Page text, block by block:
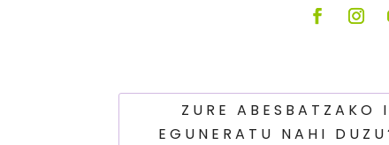
ZURE ABESBATZAKO
EGUNERATU NAHI